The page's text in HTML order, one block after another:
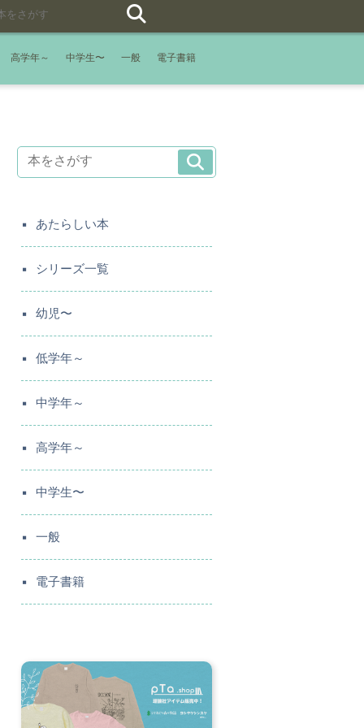
高学年～ 中学生〜 一般 電子書籍
あたらしい本
シリーズ一覧
幼児〜
低学年～
中学年～
高学年～
中学生〜
一般
電子書籍